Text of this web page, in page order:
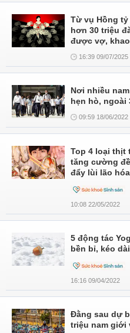
Từ vụ Hồng
hơn 30 triệu
được vợ,
16:39 09/07/2025
Nơi nhiều
hẹn hò, ngoài
09:59 18/06/2022
Top 4 loại thịt
tăng cường
đẩy lùi lão hóa
10:08 22/05/2022
5 động tác
bền bỉ, kéo
16:16 09/04/2022
Đằng sau dự
triệu nam giới